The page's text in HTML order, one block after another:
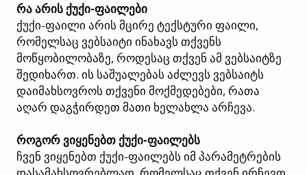
რა არის ქუქი-ფაილები
ქუქი-ფაილი არის მცირე ტექსტური ფაილი,
რომელსაც ვებსაიტი ინახავს თქვენს
მოწყობილობაზე, როდესაც თქვენ ამ ვებსაიტზე
შედიხართ. ის საშუალებას აძლევს ვებსაიტს
დაიმახსოვროს თქვენი მოქმედებები, რათა
აღარ დაგჭირდეთ მათი ხელახლა არჩევა.
როგორ ვიყენებთ ქუქი-ფაილებს
ჩვენ ვიყენებთ ქუქი-ფაილებს იმ პარამეტრების